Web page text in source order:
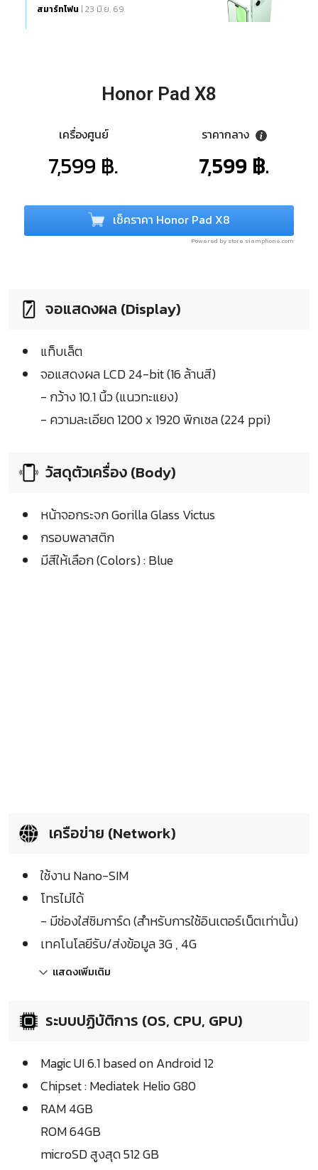
สมาร์ทโฟน | 23 มิ.ย. 69
Honor Pad X8
เครื่องศูนย์
7,599 ฿.
ราคากลาง
7,599 ฿.
เช็คราคา Honor Pad X8
Powered by store.siamphone.com
จอแสดงผล (Display)
แท็บเล็ต
จอแสดงผล LCD 24-bit (16 ล้านสี)
- กว้าง 10.1 นิ้ว (แนวทะแยง)
- ความละเอียด 1200 x 1920 พิกเซล (224 ppi)
วัสดุตัวเครื่อง (Body)
หน้าจอกระจก Gorilla Glass Victus
กรอบพลาสติก
มีสีให้เลือก (Colors) : Blue
เครือข่าย (Network)
ใช้งาน Nano-SIM
โทรไม่ได้
- มีช่องใส่ซิมการ์ด (สำหรับการใช้อินเตอร์เน็ตเท่านั้น)
เทคโนโลยีรับ/ส่งข้อมูล 3G , 4G
แสดงเพิ่มเติม
ระบบปฏิบัติการ (OS, CPU, GPU)
Magic UI 6.1 based on Android 12
Chipset : Mediatek Helio G80
RAM 4GB
ROM 64GB
microSD สูงสุด 512 GB